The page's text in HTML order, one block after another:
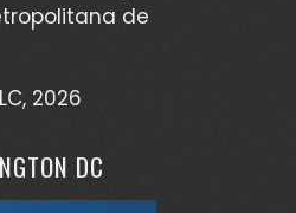
de
2026
DC